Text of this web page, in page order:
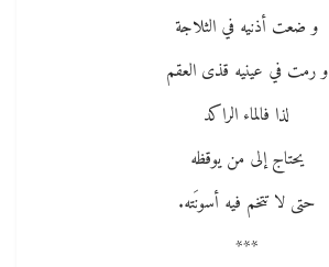
و ضعت أذنيه في الثلاجة
و رمت في عينيه قذى العقم
لذا فالماء الراكد
يحتاج إلى من يوقظه
حتى لا تتخم فيه أسونَته.
***